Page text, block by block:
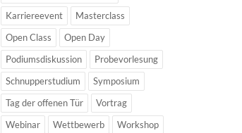
Karriereevent
Masterclass
Open Class
Open Day
Podiumsdiskussion
Probevorlesung
Schnupperstudium
Symposium
Tag der offenen Tür
Vortrag
Webinar
Wettbewerb Workshop